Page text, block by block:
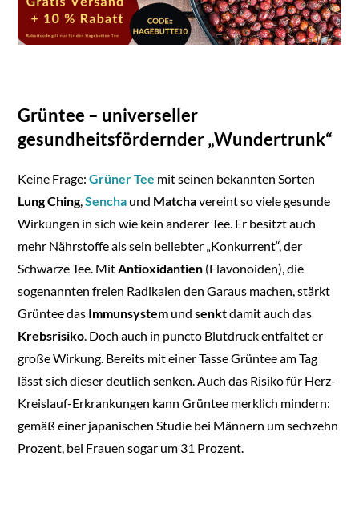
Grüntee – universeller
gesundheitsfördernder „Wundertrunk“
Keine Frage:Grüner Tee mit seinen bekannten Sorten
Lung Ching,Sencha und Matchavereint so viele gesunde
Wirkungen in sich wie kein anderer Tee. Er besitzt auch
mehr Nährstoffe als sein beliebter „Konkurrent“, der
Schwarze Tee. Mit Antioxidantien (Flavonoiden), die
sogenannten freien Radikalen den Garaus machen, stärkt
Grüntee das Immunsystem undsenktdamit auch das
Krebsrisiko . Doch auch in puncto Blutdruck entfaltet er
große Wirkung. Bereits mit einer Tasse Grüntee am Tag
lässt sich dieser deutlich senken. Auch das Risiko für Herz-
Kreislauf-Erkrankungen kann Grüntee merklich mindern:
gemäß einer japanischen Studie bei Männern um sechzehn
Prozent, bei Frauen sogar um 31 Prozent.